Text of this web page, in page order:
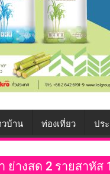
วบ้าน ท่องเที่ยว ปร
างสด 2 รายสาหัส